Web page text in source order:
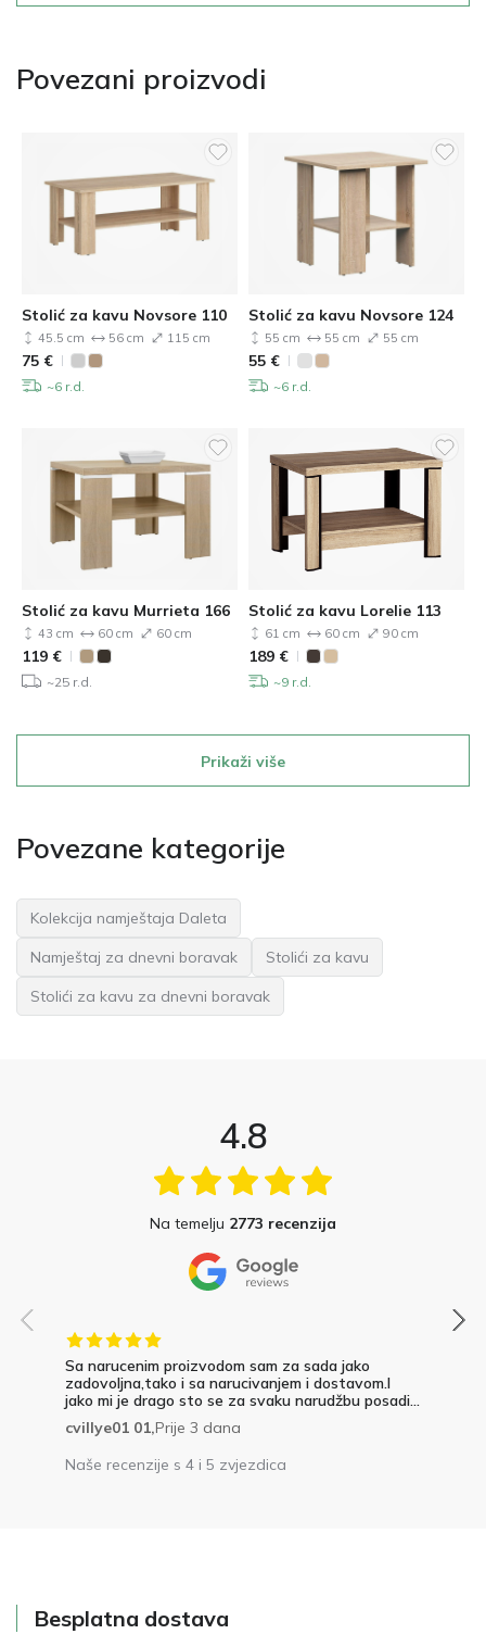
Povezani proizvodi
Stolić za kavu Novsore 110
45.5 cm 56 cm 115 cm
75 €
~6 r.d.
Stolić za kavu Novsore 124
55 cm 55 cm 55 cm
55 €
~6 r.d.
Stolić za kavu Murrieta 166
43 cm 60 cm 60 cm
119 €
~25 r.d.
Stolić za kavu Lorelie 113
61 cm 60 cm 90 cm
189 €
~9 r.d.
Prikaži više
Povezane kategorije
Kolekcija namještaja Daleta
Namještaj za dnevni boravak
Stolići za kavu
Stolići za kavu za dnevni boravak
4.8
Na temelju 2773 recenzija
Sa narucenim proizvodom sam za sada jako
zadovoljna,tako i sa narucivanjem i dostavom.I
jako mi je drago sto se za svaku narudžbu posadi...
cvillye01 01,Prije 3 dana
Naše recenzije s 4 i 5 zvjezdica
Besplatna dostava